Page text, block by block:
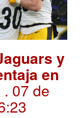
y
en
. 07 de